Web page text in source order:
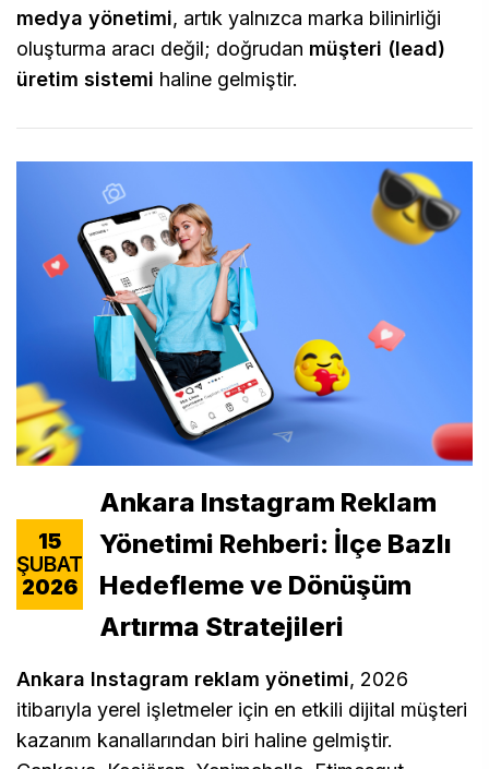
medya yönetimi, artık yalnızca marka bilinirliği
oluşturma aracı değil; doğrudan müşteri (lead)
üretim sistemi haline gelmiştir.
15
ŞUBAT
2026
Ankara Instagram Reklam
Yönetimi Rehberi: İlçe Bazlı
Hedefleme ve Dönüşüm
Artırma Stratejileri
Ankara Instagram reklam yönetimi, 2026
itibarıyla yerel işletmeler için en etkili dijital müşteri
kazanım kanallarından biri haline gelmiştir.